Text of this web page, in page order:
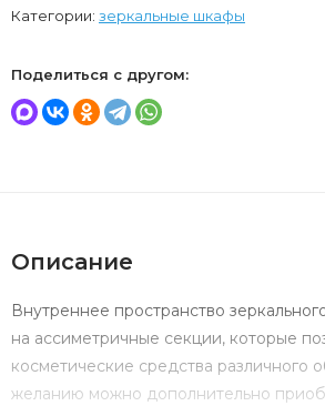
Категории: зеркальные шкафы
Поделиться с другом:
Описание
Внутреннее пространство
на ассиметричные секции, которые
косметические средства различного
желанию можно дополнительно